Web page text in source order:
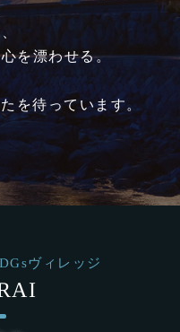
を漂わせる。
を待っています。
ヴィレッジ